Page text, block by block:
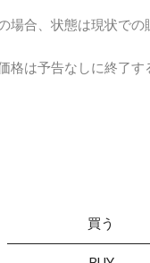
場合、状態は現状での
格は予告なしに終了す
買う